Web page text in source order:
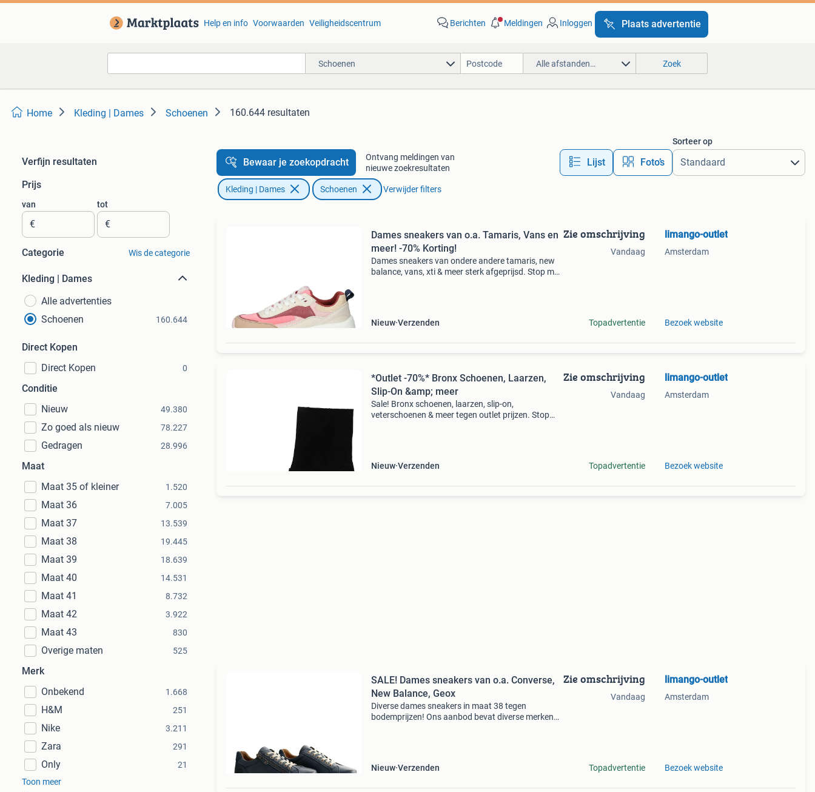
Help en info Voorwaarden Veiligheidscentrum Berichten Meldingen Inloggen Plaats advertentie
Schoenen Alle afstanden… Zoek
Home Kleding | Dames Schoenen 160.644 resultaten
Verfijn resultaten
Prijs
van
€
tot
€
Categorie Wis de categorie
Kleding | Dames
Alle advertenties
Schoenen
160.644
Direct Kopen
Direct Kopen
0
Conditie
Nieuw
49.380
Zo goed als nieuw 78.227
Gedragen 28.996
Maat
Maat 35 of kleiner
1.520
Maat 36 7.005
Maat 37 13.539
Maat 38 19.445
Maat 39 18.639
Maat 40 14.531
Maat 41 8.732
Maat 42 3.922
Maat 43 830
Overige maten 525
Merk
Onbekend
1.668
H&M 251
Nike 3.211
Zara 291
Only
21
Toon meer
Bewaar je zoekopdracht
Ontvang meldingen van
nieuwe zoekresultaten
Lijst Foto’s
Sorteer op
Kleding | Dames Schoenen Verwijder filters
Dames sneakers van o.a. Tamaris, Vans en
meer! -70% Korting!
Dames sneakers van ondere andere tamaris, new
balance, vans, xti & meer sterk afgeprijsd. Stop met
Nieuw Verzenden
Zie omschrijving
Vandaag
Topadvertentie
limango-outlet
Amsterdam
Bezoek website
*Outlet -70%* Bronx Schoenen, Laarzen,
Slip-On &amp; meer
Sale! Bronx schoenen, laarzen, slip-on,
veterschoenen & meer tegen outlet prijzen. Stop
Nieuw Verzenden
Zie omschrijving
Vandaag
Topadvertentie
limango-outlet
Amsterdam
Bezoek website
SALE! Dames sneakers van o.a. Converse,
New Balance, Geox
Diverse dames sneakers in maat 38 tegen
bodemprijzen! Ons aanbod bevat diverse merken
Nieuw Verzenden
Zie omschrijving
Vandaag
Topadvertentie
limango-outlet
Amsterdam
Bezoek website